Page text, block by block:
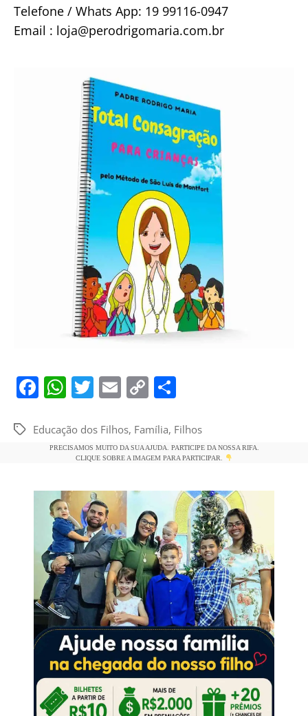
Telefone / Whats App: 19 99116-0947
Email : loja@perodrigomaria.com.br
F
c
e
o
o
k
W
at
s
p
p
T
itt
er
E
ai
l
C
p
y
n
k
ar
e
TagsEducação dos Filhos, Família, Filhos
PRECISAMOS MUITO DA SUA AJUDA. PARTICIPE DA NOSSA RIFA.
CLIQUE SOBRE A IMAGEM PARA PARTICIPAR.